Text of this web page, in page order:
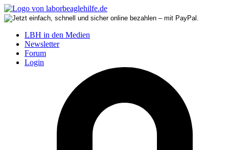
LBH in den Medien
Newsletter
Forum
Login